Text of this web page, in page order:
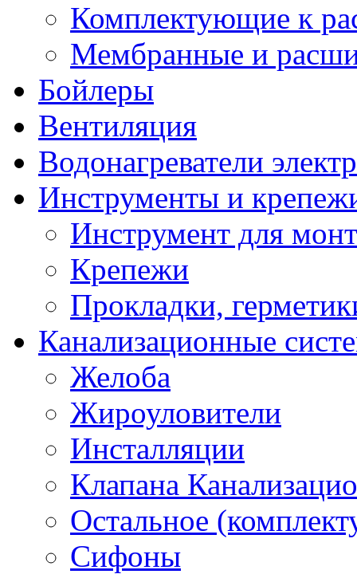
Комплектующие к
Мембранные и
Бойлеры
Вентиляция
Водонагреватели
Инструменты и
Инструмент для
Крепежи
Прокладки,
Канализационные
Желоба
Жироуловители
Инсталляции
Клапана
Остальное
Сифоны